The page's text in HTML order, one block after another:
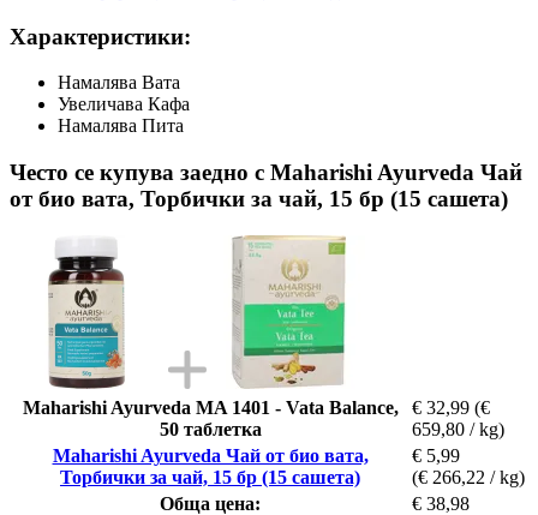
Характеристики:
Намалява Вата
Увеличава Кафа
Намалява Пита
Често се купува заедно с Maharishi Ayurveda Чай
от био вата, Торбички за чай, 15 бр (15 сашета)
Maharishi Ayurveda MA 1401 - Vata Balance,
50 таблетка
€ 32,99 (€
659,80 / kg)
Maharishi Ayurveda Чай от био вата,
Торбички за чай, 15 бр (15 сашета)
€ 5,99
(€ 266,22 / kg)
Обща цена:
€ 38,98